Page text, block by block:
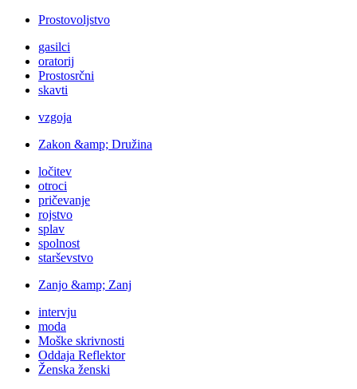
Prostovoljstvo
gasilci
oratorij
Prostosrčni
skavti
vzgoja
Zakon &amp; Družina
ločitev
otroci
pričevanje
rojstvo
splav
spolnost
starševstvo
Zanjo &amp; Zanj
intervju
moda
Moške skrivnosti
Oddaja Reflektor
Ženska ženski